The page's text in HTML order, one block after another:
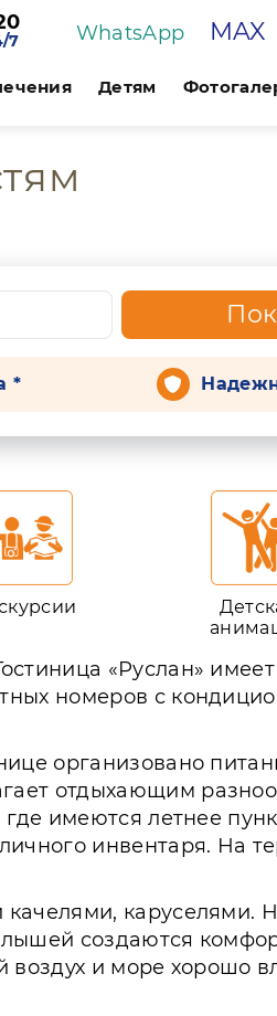
7 WhatsApp MAX
Детям
*
«Руслан»
номеров с
организовано
отдыхающим
имеются летнее
инвентаря. На
каруселями.
создаются
и море хорошо